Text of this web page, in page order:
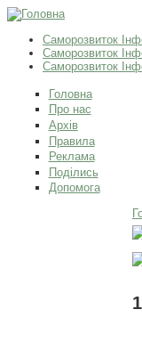
Саморозвиток
Саморозвиток
Саморозвиток
Головна
Про нас
Архів
Правила
Реклама
Поділись
Допомога